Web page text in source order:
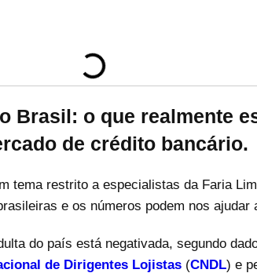
Brasil: o que realmente
de crédito bancário.
tema restrito a especialistas da Faria
e os números podem nos ajudar
do país está negativada, segundo
de Dirigentes Lojistas (CNDL) e